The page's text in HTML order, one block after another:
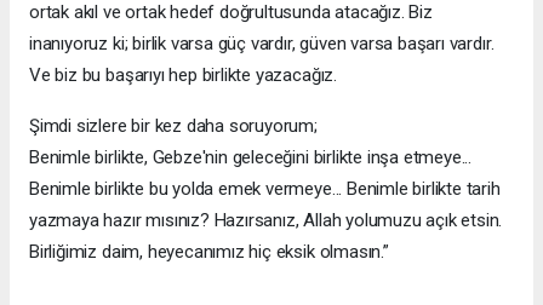
ortak akıl ve ortak hedef doğrultusunda atacağız. Biz
inanıyoruz ki; birlik varsa güç vardır, güven varsa başarı vardır.
Ve biz bu başarıyı hep birlikte yazacağız.
Şimdi sizlere bir kez daha soruyorum;
Benimle birlikte, Gebze'nin geleceğini birlikte inşa etmeye...
Benimle birlikte bu yolda emek vermeye... Benimle birlikte tarih
yazmaya hazır mısınız? Hazırsanız, Allah yolumuzu açık etsin.
Birliğimiz daim, heyecanımız hiç eksik olmasın.”